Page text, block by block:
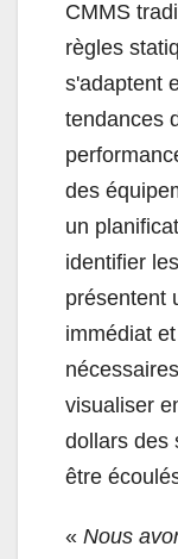
CMMS
règles
s'adaptent
tendances
des
un
identifier
présentent
immédiat
visualiser
dollars des
être
« Nous